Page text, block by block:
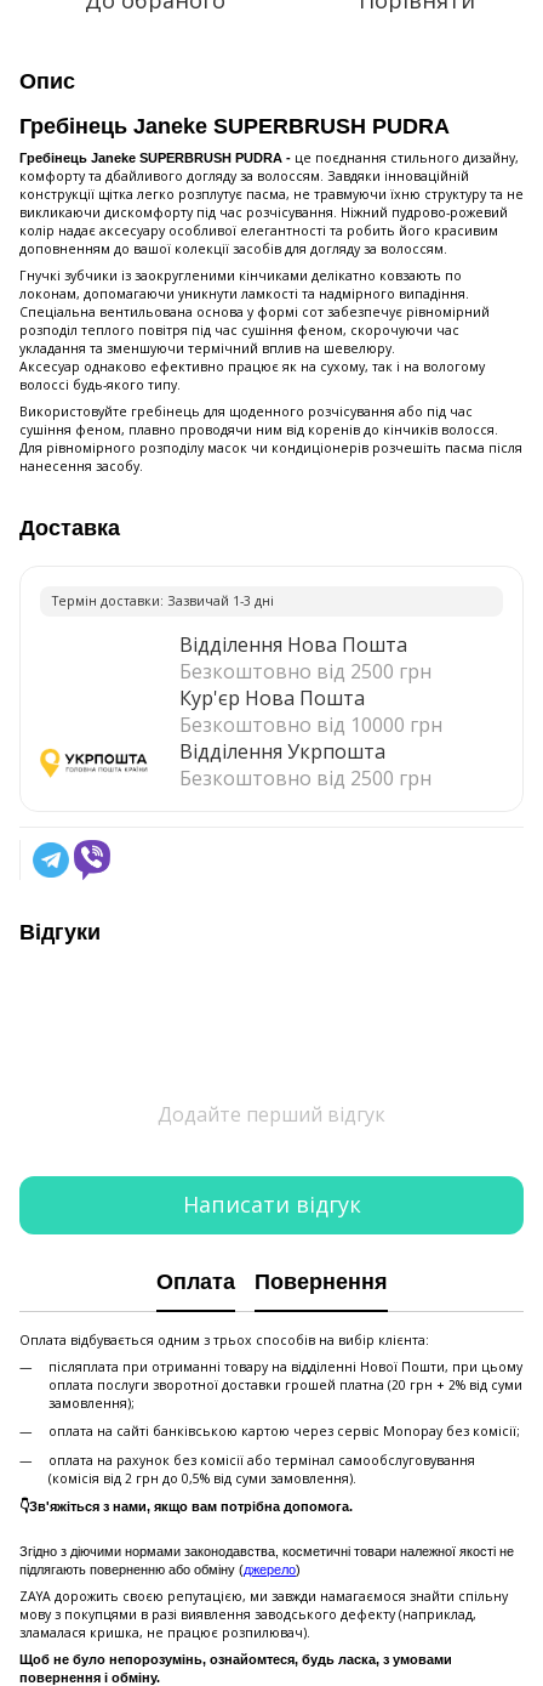
Опис
Гребінець Janeke SUPERBRUSH PUDRA
Гребінець Janeke SUPERBRUSH PUDRA - це поєднання стильного дизайну,
комфорту та дбайливого догляду за волоссям. Завдяки інноваційній
конструкції щітка легко розплутує пасма, не травмуючи їхню структуру та не
викликаючи дискомфорту під час розчісування. Ніжний пудрово-рожевий
колір надає аксесуару особливої елегантності та робить його красивим
доповненням до вашої колекції засобів для догляду за волоссям.
Гнучкі зубчики із заокругленими кінчиками делікатно ковзають по
локонам, допомагаючи уникнути ламкості та надмірного випадіння.
Спеціальна вентильована основа у формі сот забезпечує рівномірний
розподіл теплого повітря під час сушіння феном, скорочуючи час
укладання та зменшуючи термічний вплив на шевелюру.
Аксесуар однаково ефективно працює як на сухому, так і на вологому
волоссі будь-якого типу.
Використовуйте гребінець для щоденного розчісування або під час
сушіння феном, плавно проводячи ним від коренів до кінчиків волосся.
Для рівномірного розподілу масок чи кондиціонерів розчешіть пасма після
нанесення засобу.
Доставка
Термiн доставки: Зазвичай 1-3 днi
Відділення Нова Пошта
Безкоштовно від 2500 грн
Кур'єр Нова Пошта
Безкоштовно від 10000 грн
Відділення Укрпошта
Безкоштовно від 2500 грн
Відгуки
Додайте перший відгук
Написати відгук
Оплата Повернення
Оплата відбувається одним з трьох способів на вибір клієнта:
післяплата при отриманні товару на відділенні Нової Пошти, при цьому
оплата послуги зворотної доставки грошей платна (20 грн + 2% від суми
замовлення);
оплата на сайті банківською картою через сервіс Monopay без комісії;
оплата на рахунок без комісії або термінал самообслуговування
(комісія від 2 грн до 0,5% від суми замовлення).
👇Зв'яжіться з нами, якщо вам потрібна допомога.
Згідно з діючими нормами законодавства, косметичні товари належної якості не
підлягають поверненню або обміну (джерело)
ZAYA дорожить своєю репутацією, ми завжди намагаємося знайти спільну
мову з покупцями в разі виявлення заводського дефекту (наприклад,
зламалася кришка, не працює розпилювач).
Щоб не було непорозумінь, ознайомтеся, будь ласка, з умовами
повернення і обміну.